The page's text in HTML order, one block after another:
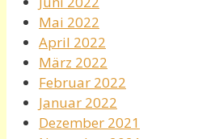
Mai 2022
April 2022
März 2022
Februar 2022
Januar 2022
Dezember 2021